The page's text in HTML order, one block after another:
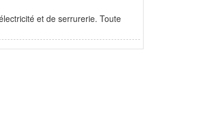
et de serrurerie. Toute